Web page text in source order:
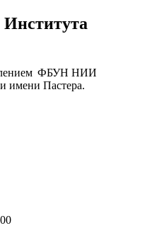
ФБУН НИИ
имени Пастера.